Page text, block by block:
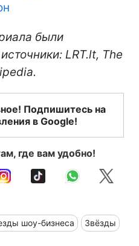
были
LRT.lt, The
Подпишитесь на
в Google!
где вам удобно!
шоу-бизнеса Звёзды